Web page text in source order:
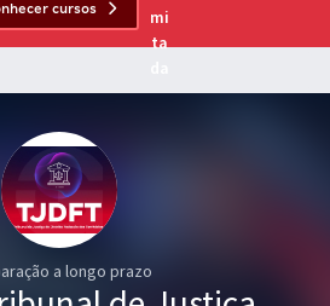
para as principais
cursos
a longo prazo